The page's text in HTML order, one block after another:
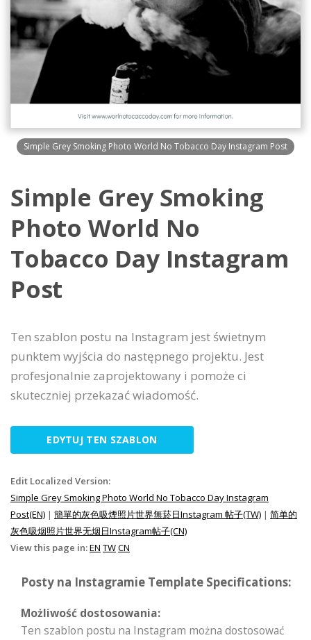
Simple Grey Smoking Photo World No Tobacco Day Instagram Post
Simple Grey Smoking
Photo World No
Tobacco Day Instagram
Post
Ten szablon postu na Instagram jest świetnym
punktem wyjścia do następnego projektu. Jest
profesjonalnie zaprojektowany i pomoże ci
skuteczniej przekazać wiadomość.
EDYTUJ TEN SZABLON
Edit Localized Version:
Simple Grey Smoking Photo World No Tobacco Day Instagram
Post(EN) | 簡單的灰色吸煙照片世界無菸日Instagram 帖子(TW) | 简单的
灰色吸烟照片世界无烟日Instagram帖子(CN)
View this page in:EN TWCN
Posty na Instagramie Template Specifications:
Możliwość dostosowania:
Ten szablon postu na Instagram można dostosować